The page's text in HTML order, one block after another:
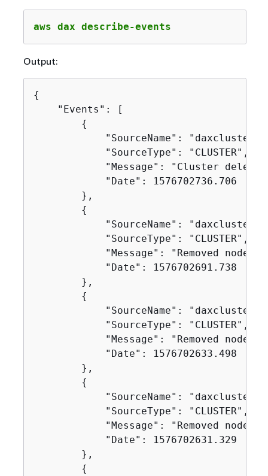
aws dax describe-events
Output:
{
    "Events": [
{
            "SourceName": "daxcluster",
            "SourceType": "CLUSTER",
"Message": "Cluster
            "Date": 1576702736.706
        },
{
            "SourceName": "daxcluster",
            "SourceType": "CLUSTER",
"Message": "Removed node
            "Date": 1576702691.738
        },
{
            "SourceName": "daxcluster",
            "SourceType": "CLUSTER",
"Message": "Removed node
            "Date": 1576702633.498
        },
{
            "SourceName": "daxcluster",
            "SourceType": "CLUSTER",
"Message": "Removed node
            "Date": 1576702631.329
        },
{